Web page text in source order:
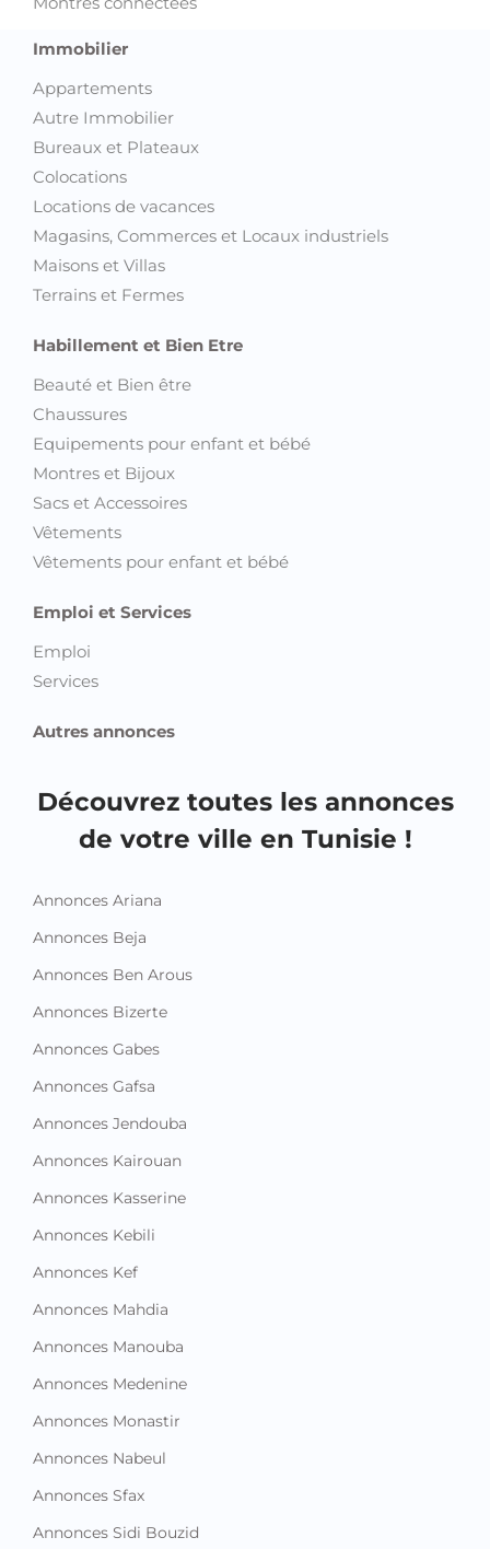
Immobilier
Appartements
Autre Immobilier
Bureaux et Plateaux
Colocations
Locations de vacances
Magasins, Commerces et Locaux industriels
Maisons et Villas
Terrains et Fermes
Habillement et Bien Etre
Beauté et Bien être
Chaussures
Equipements pour enfant et bébé
Montres et Bijoux
Sacs et Accessoires
Vêtements
Vêtements pour enfant et bébé
Emploi et Services
Emploi
Services
Autres annonces
Découvrez toutes les annonces
de votre ville en Tunisie !
Annonces Ariana
Annonces Beja
Annonces Ben Arous
Annonces Bizerte
Annonces Gabes
Annonces Gafsa
Annonces Jendouba
Annonces Kairouan
Annonces Kasserine
Annonces Kebili
Annonces Kef
Annonces Mahdia
Annonces Manouba
Annonces Medenine
Annonces Monastir
Annonces Nabeul
Annonces Sfax
Annonces Sidi Bouzid